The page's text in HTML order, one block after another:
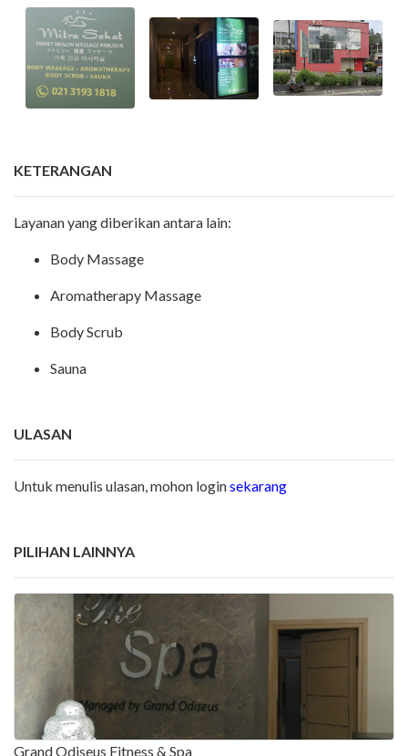
KETERANGAN
Layanan yang diberikan antara lain:
Body Massage
Aromatherapy Massage
Body Scrub
Sauna
ULASAN
Untuk menulis ulasan, mohon loginsekarang
PILIHAN LAINNYA
Grand Odiseus Fitness & Spa